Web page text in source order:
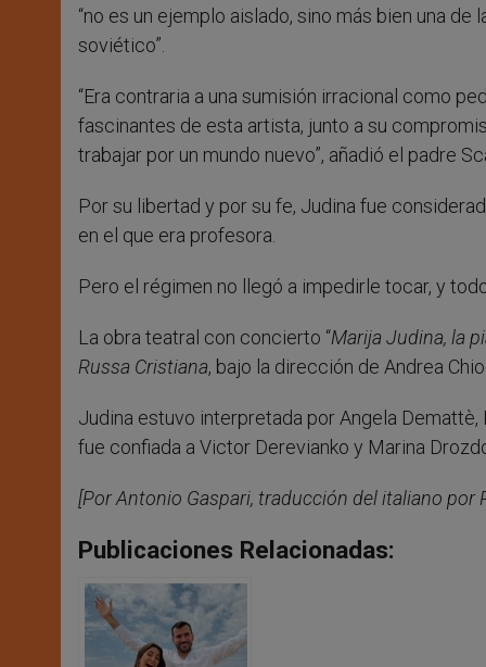
“no es un ejemplo aislado, sino más bien una
soviético”.
“Era contraria a una sumisión irracional como
fascinantes de esta artista, junto a su
trabajar por un mundo nuevo”, añadió el padre
Por su libertad y por su fe, Judina fue
en el que era profesora.
Pero el régimen no llegó a impedirle tocar, y
La obra teatral con concierto “Marija Judina, la
Russa Cristiana, bajo la dirección de Andrea
Judina estuvo interpretada por Angela
fue confiada a Victor Derevianko y Marina
[Por Antonio Gaspari, traducción del italiano por
Publicaciones Relacionadas: